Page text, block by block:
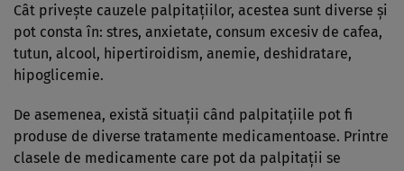
Cât privește cauzele palpitațiilor, acestea sunt diverse și
pot consta în: stres, anxietate, consum excesiv de cafea,
tutun, alcool, hipertiroidism, anemie, deshidratare,
hipoglicemie.
De asemenea, există situații când palpitațiile pot fi
produse de diverse tratamente medicamentoase. Printre
clasele de medicamente care pot da palpitații se